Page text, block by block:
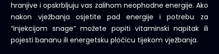
hranjive i opskrbljuju vas zalihom neophodne energije. Ako
nakon vježbanja osjetite pad energije i potrebu za
“injekcijom snage” možete popiti vitaminski napitak ili
pojesti bananu ili energetsku pločicu tijekom vježbanja.